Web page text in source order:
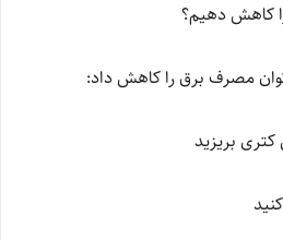
کاهش دهیم؟
مصرف برق را کاهش داد:
کتری بریزید